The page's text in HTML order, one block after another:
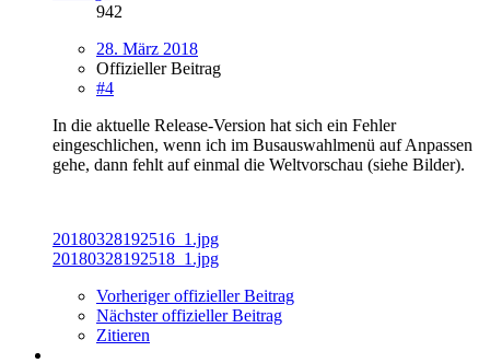
942
28. März 2018
Offizieller Beitrag
#4
In die aktuelle Release-Version hat sich ein Fehler
eingeschlichen, wenn ich im Busauswahlmenü auf Anpassen
gehe, dann fehlt auf einmal die Weltvorschau (siehe Bilder).
20180328192516_1.jpg
20180328192518_1.jpg
Vorheriger offizieller Beitrag
Nächster offizieller Beitrag
Zitieren